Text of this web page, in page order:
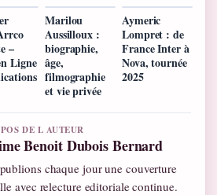
–
Ligne
Marilou
Aussilloux :
biographie,
âge,
filmographie
et vie privée
Aymeric
Lompret : de
France Inter à
Nova, tournée
2025
DE L AUTEUR
Benoit Dubois Bernard
chaque jour une couverture
avec relecture editoriale continue.